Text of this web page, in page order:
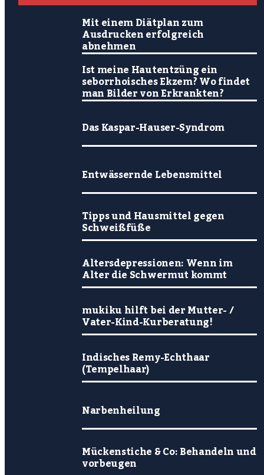
Mit einem Diätplan zum
Ausdrucken erfolgreich
abnehmen
Ist meine Hautentzüng ein
seborrhoisches Ekzem? Wo findet
man Bilder von Erkrankten?
Das Kaspar-Hauser-Syndrom
Entwässernde Lebensmittel
Tipps und Hausmittel gegen
Schweißfüße
Altersdepressionen: Wenn im
Alter die Schwermut kommt
mukiku hilft bei der Mutter- /
Vater-Kind-Kurberatung!
Indisches Remy-Echthaar
(Tempelhaar)
Narbenheilung
Mückenstiche & Co: Behandeln und
vorbeugen